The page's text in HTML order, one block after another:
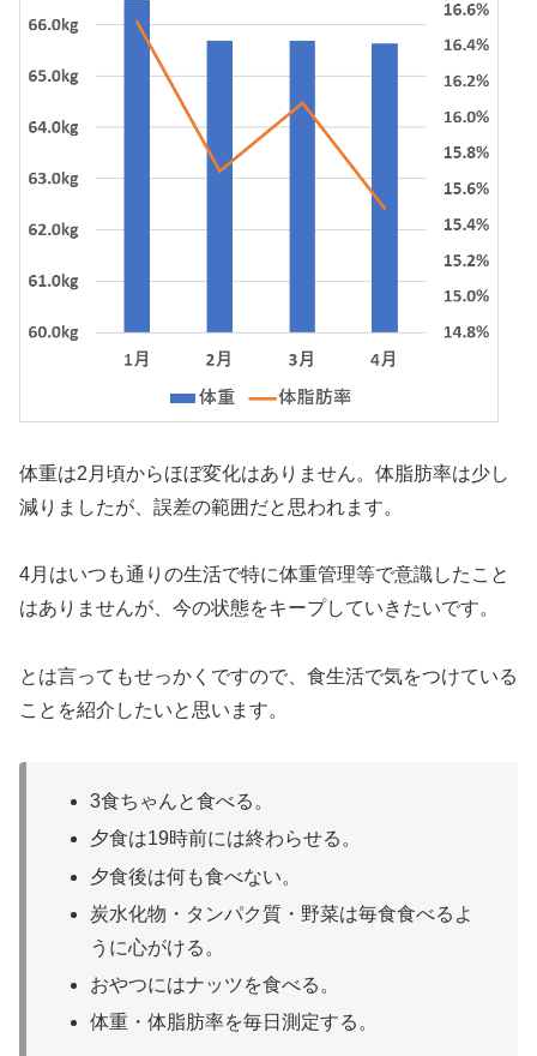
体重は2月頃からほぼ変化はありません。体脂肪率は少し
減りましたが、誤差の範囲だと思われます。
4月はいつも通りの生活で特に体重管理等で意識したこと
はありませんが、今の状態をキープしていきたいです。
とは言ってもせっかくですので、食生活で気をつけている
ことを紹介したいと思います。
3食ちゃんと食べる。
夕食は19時前には終わらせる。
夕食後は何も食べない。
炭水化物・タンパク質・野菜は毎食食べるよ
うに心がける。
おやつにはナッツを食べる。
体重・体脂肪率を毎日測定する。